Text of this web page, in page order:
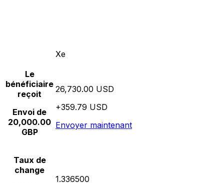
Xe
Le
bénéficiaire
reçoit
Envoi de
20,000.00
GBP
26,730.00 USD
+359.79 USD
Envoyer maintenant
Taux de
change
1.336500